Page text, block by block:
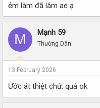
ẻm làm đã lắm ae ạ
M Mạnh 59
Thường Dân
13 February 2026
Ước át thiệt chứ, quá ok